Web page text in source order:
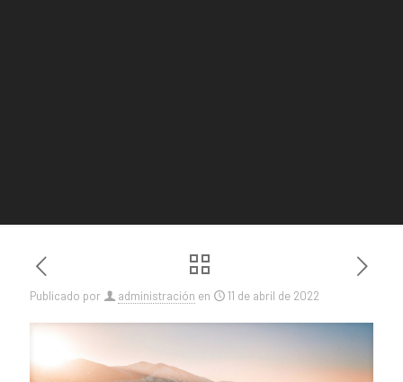
Publicado por administración en 11 de abril de 2022